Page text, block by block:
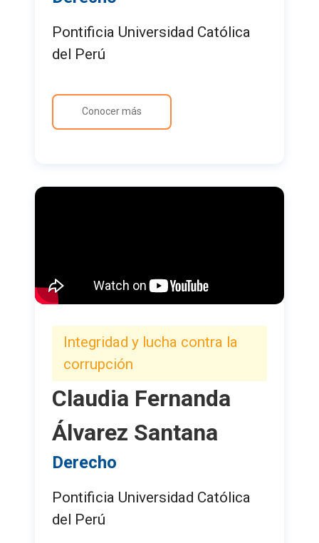
Pontificia Universidad Católica
del Perú
Conocer más
Integridad y lucha contra la
corrupción
Claudia Fernanda
Álvarez Santana
Derecho
Pontificia Universidad Católica
del Perú